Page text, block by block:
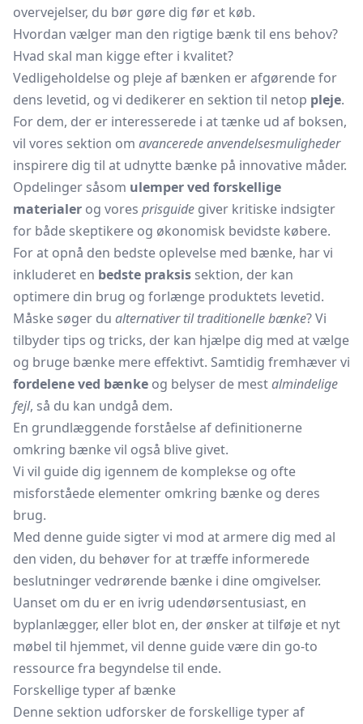
overvejelser, du bør gøre dig før et køb.
Hvordan vælger man den rigtige bænk til ens behov?
Hvad skal man kigge efter i kvalitet?
Vedligeholdelse og pleje af bænken er afgørende for
dens levetid, og vi dedikerer en sektion til netop pleje.
For dem, der er interesserede i at tænke ud af boksen,
vil vores sektion om avancerede anvendelsesmuligheder
inspirere dig til at udnytte bænke på innovative måder.
Opdelinger såsom ulemper ved forskellige
materialer og vores prisguide giver kritiske indsigter
for både skeptikere og økonomisk bevidste købere.
For at opnå den bedste oplevelse med bænke, har vi
inkluderet en bedste praksis sektion, der kan
optimere din brug og forlænge produktets levetid.
Måske søger du alternativer til traditionelle bænke? Vi
tilbyder tips og tricks, der kan hjælpe dig med at vælge
og bruge bænke mere effektivt. Samtidig fremhæver vi
fordelene ved bænke og belyser de mestalmindelige
fejl, så du kan undgå dem.
En grundlæggende forståelse af definitionerne
omkring bænke vil også blive givet.
Vi vil guide dig igennem de komplekse og ofte
misforståede elementer omkring bænke og deres
brug.
Med denne guide sigter vi mod at armere dig med al
den viden, du behøver for at træffe informerede
beslutninger vedrørende bænke i dine omgivelser.
Uanset om du er en ivrig udendørsentusiast, en
byplanlægger, eller blot en, der ønsker at tilføje et nyt
møbel til hjemmet, vil denne guide være din go-to
ressource fra begyndelse til ende.
Forskellige typer af bænke
Denne sektion udforsker de forskellige typer af